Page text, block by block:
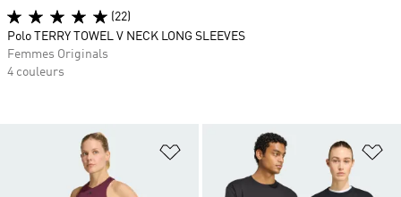
Ajouter à la Liste de produits
(22)
Polo TERRY TOWEL V NECK LONG SLEEVES
Femmes Originals
4 couleurs